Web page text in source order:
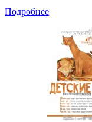
Подробнее